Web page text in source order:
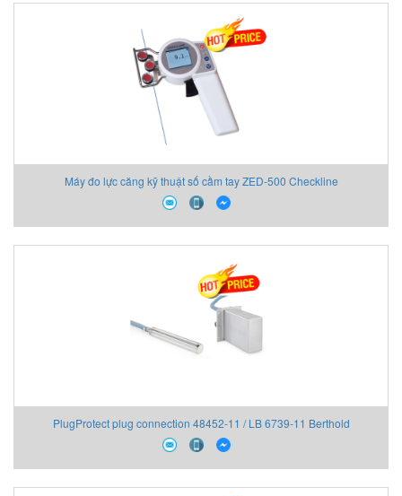
Máy đo lực căng kỹ thuật số cầm tay ZED-500 Checkline
PlugProtect plug connection 48452-11 / LB 6739-11 Berthold